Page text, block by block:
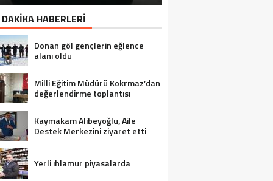
HABERLERİ
Donan göl gençlerin eğlence
alanı oldu
Milli Eğitim Müdürü Kokrmaz’dan
değerlendirme toplantısı
Kaymakam Alibeyoğlu, Aile
Destek Merkezini ziyaret etti
Yerli ıhlamur piyasalarda